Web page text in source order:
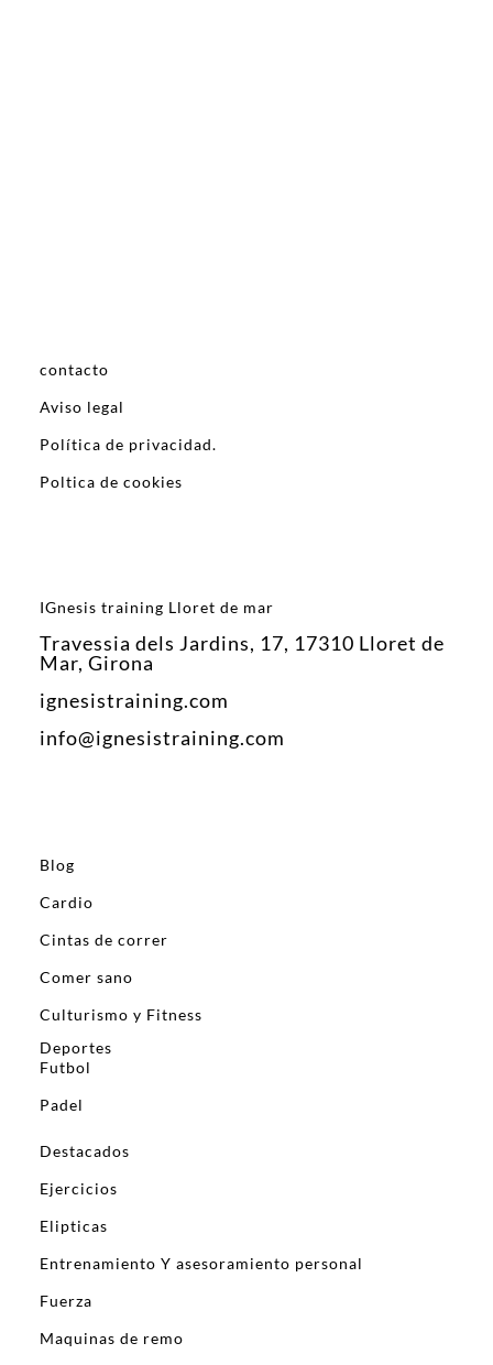
contacto
Aviso legal
Política de privacidad.
Poltica de cookies
IGnesis training Lloret de mar
Travessia dels Jardins, 17, 17310 Lloret de
Mar, Girona
ignesistraining.com
info@ignesistraining.com
Blog
Cardio
Cintas de correr
Comer sano
Culturismo y Fitness
Deportes
Futbol
Padel
Destacados
Ejercicios
Elipticas
Entrenamiento Y asesoramiento personal
Fuerza
Maquinas de remo